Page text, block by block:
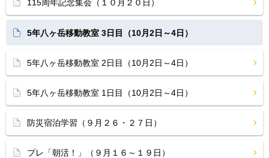
115周年記念集会（１０月２０日）
5年八ヶ岳移動教室 3日目（10月2日～4日）
5年八ヶ岳移動教室 2日目（10月2日～4日）
5年八ヶ岳移動教室 1日目（10月2日～4日）
防災宿泊学習（９月２６・２７日）
プレ「朝活！」（９月１６～１９日）